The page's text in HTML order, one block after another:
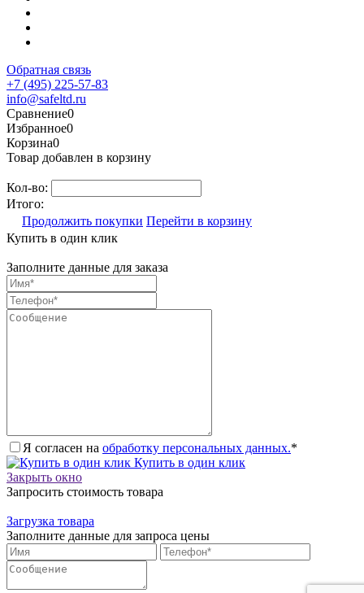
Обратная связь
+7 (495) 225-57-83
info@safeltd.ru
Сравнение0
Избранное0
Корзина0
Товар добавлен в корзину
Кол-во:
Итого:
Продолжить покупки Перейти в корзину
Купить в один клик
Заполните данные для заказа
Я согласен на обработку персональных данных.*
Купить в один клик
Закрыть окно
Запросить стоимость товара
Загрузка товара
Заполните данные для запроса цены